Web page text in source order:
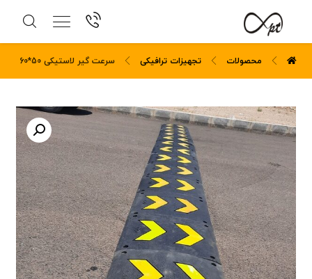
محصولات تجهیزات ترافیکی سرعت گیر لاستیکی 50*60